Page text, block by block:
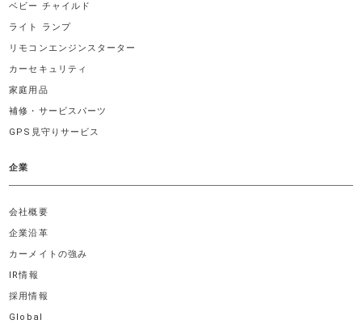
ベビー チャイルド
ライト ランプ
リモコンエンジンスターター
カーセキュリティ
家庭用品
補修・サービスパーツ
GPS見守りサービス
企業
会社概要
企業沿革
カーメイトの強み
IR情報
採用情報
Global